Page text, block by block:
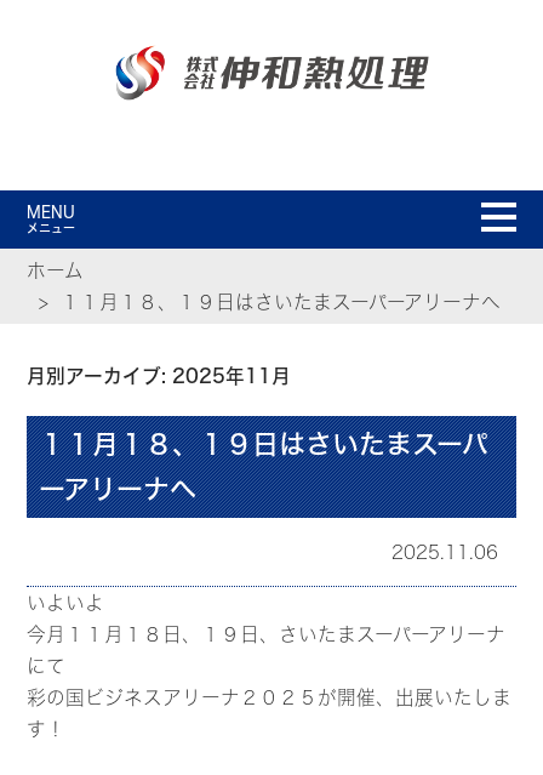
MENU
メニュー
ホーム
１１月１８、１９日はさいたまスーパーアリーナへ
月別アーカイブ: 2025年11月
１１月１８、１９日はさいたまスーパ
ーアリーナへ
2025.11.06
いよいよ
今月１１月１８日、１９日、さいたまスーパーアリーナ
にて
彩の国ビジネスアリーナ２０２５が開催、出展いたしま
す！